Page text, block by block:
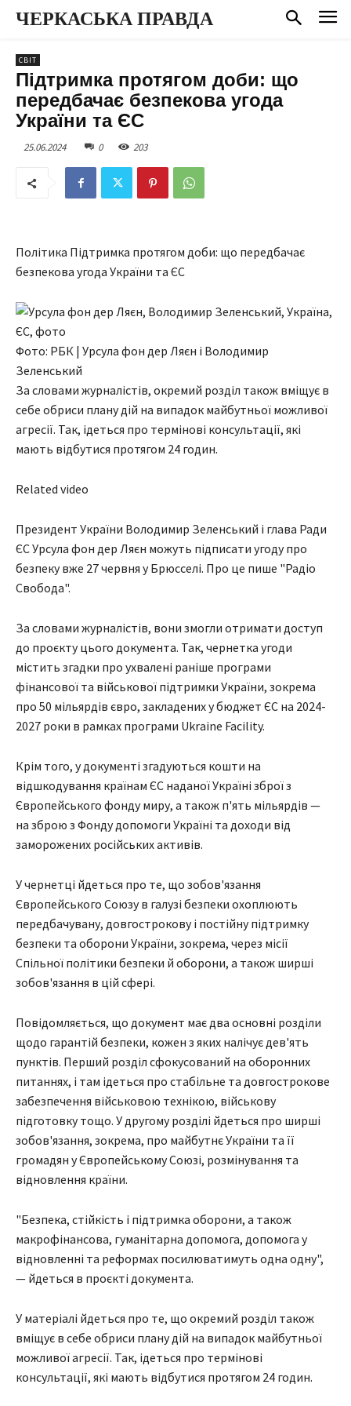
ЧЕРКАСЬКА ПРАВДА
СВІТ
Підтримка протягом доби: що
передбачає безпекова угода
України та ЄС
25.06.2024 0 203
Політика Підтримка протягом доби: що передбачає
безпекова угода України та ЄС
Фото: РБК | Урсула фон дер Ляєн і Володимир
Зеленський
За словами журналістів, окремий розділ також вміщує в
себе обриси плану дій на випадок майбутньої можливої
агресії. Так, ідеться про термінові консультації, які
мають відбутися протягом 24 годин.
Related video
Президент України Володимир Зеленський і глава Ради
ЄС Урсула фон дер Ляєн можуть підписати угоду про
безпеку вже 27 червня у Брюсселі. Про це пише "Радіо
Свобода".
За словами журналістів, вони змогли отримати доступ
до проєкту цього документа. Так, чернетка угоди
містить згадки про ухвалені раніше програми
фінансової та військової підтримки України, зокрема
про 50 мільярдів євро, закладених у бюджет ЄС на 2024-
2027 роки в рамках програми Ukraine Facility.
Крім того, у документі згадуються кошти на
відшкодування країнам ЄС наданої Україні зброї з
Європейського фонду миру, а також п'ять мільярдів —
на зброю з Фонду допомоги Україні та доходи від
заморожених російських активів.
У чернетці йдеться про те, що зобов'язання
Європейського Союзу в галузі безпеки охоплюють
передбачувану, довгострокову і постійну підтримку
безпеки та оборони України, зокрема, через місії
Спільної політики безпеки й оборони, а також ширші
зобов'язання в цій сфері.
Повідомляється, що документ має два основні розділи
щодо гарантій безпеки, кожен з яких налічує дев'ять
пунктів. Перший розділ сфокусований на оборонних
питаннях, і там ідеться про стабільне та довгострокове
забезпечення військовою технікою, військову
підготовку тощо. У другому розділі йдеться про ширші
зобов'язання, зокрема, про майбутнє України та її
громадян у Європейському Союзі, розмінування та
відновлення країни.
"Безпека, стійкість і підтримка оборони, а також
макрофінансова, гуманітарна допомога, допомога у
відновленні та реформах посилюватимуть одна одну",
— йдеться в проєкті документа.
У матеріалі йдеться про те, що окремий розділ також
вміщує в себе обриси плану дій на випадок майбутньої
можливої агресії. Так, ідеться про термінові
консультації, які мають відбутися протягом 24 годин.